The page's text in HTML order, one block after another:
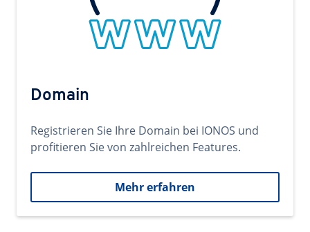
Domain
Registrieren Sie Ihre Domain bei IONOS und
profitieren Sie von zahlreichen Features.
Mehr erfahren